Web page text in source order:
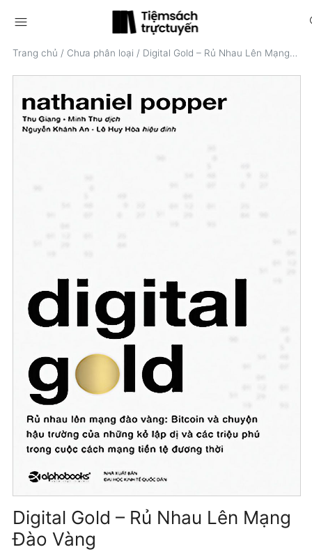
menu
Trang chủ / Chưa phân loại / Digital Gold – Rủ Nhau Lên Mạng Đào Vàng
Digital Gold – Rủ Nhau Lên Mạng
Đào Vàng